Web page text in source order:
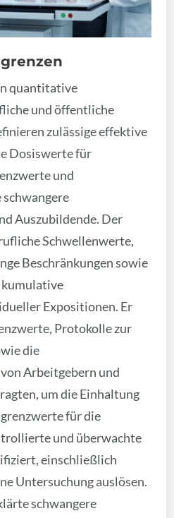
quantitative
und öffentliche
zulässige effektive
Dosiswerte für
und
Auszubildende. Der
Schwellenwerte,
Beschränkungen sowie
kumulative
Expositionen. Er
Protokolle zur
die
Arbeitgebern und
um die Einhaltung
für die
und überwachte
einschließlich
Untersuchung auslösen.
schwangere